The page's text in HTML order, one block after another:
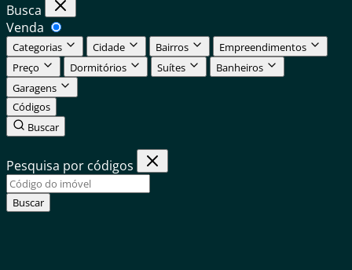
Busca
Venda
Categorias Cidade Bairros
Empreendimentos
Preço
Dormitórios Suítes
Banheiros
Garagens
Códigos
Buscar
Pesquisa por códigos
Buscar